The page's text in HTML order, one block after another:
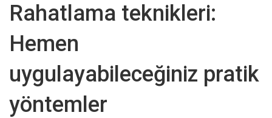
ç
/
Rahatlama teknikleri:
Hemen
uygulayabileceğiniz pratik
yöntemler